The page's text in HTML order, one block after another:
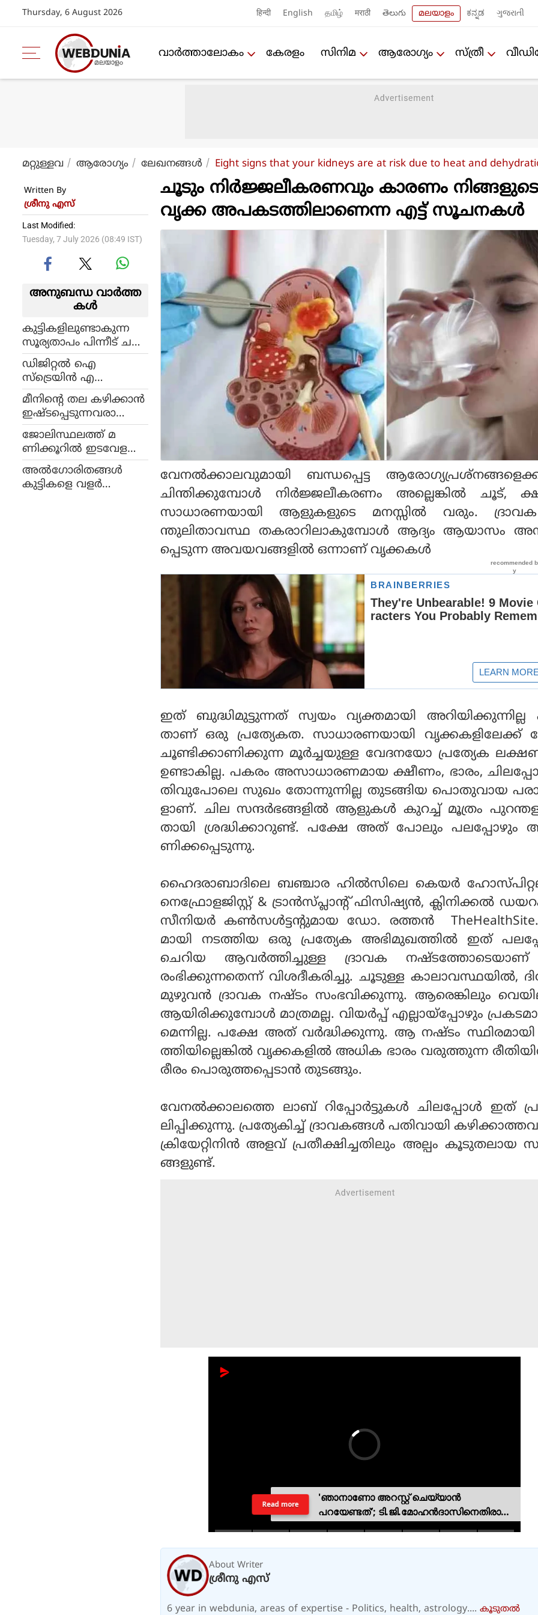
Thursday, 6 August 2026 हिन्दी English தமிழ் मराठी తెలుగు മലയാളം ಕನ್ನಡ ગુજરાતી
വാര്‍ത്താലോകം കേരളം സിനിമ ആരോഗ്യം സ്ത്രീ
മറ്റുള്ളവ ആരോഗ്യം ലേഖനങ്ങള്‍ Eight signs that your kidneys are at risk due to heat and
Written By
ശ്രീനു എസ്
Last Modified:
Tuesday, 7 July 2026 (08:49 IST)
അനുബന്ധ വാര്‍ത്ത
കള്‍
കുട്ടികളിലുണ്ടാകുന്ന
സൂര്യതാപം പിന്നീട് ച
ര്‍മ്മ കാന്‍സറിന് കാര
ണമാകും; ഇക്കാര്യങ്ങള്‍
അറിയണം
ഡിജിറ്റല്‍ ഐ
സ്‌ട്രെയിന്‍ എ
ന്താണെന്നറിയാമോ, ല
ക്ഷണങ്ങള്‍ ഇവ
യൊക്കെ
മീനിന്റെ തല കഴിക്കാന്‍
ഇഷ്ടപ്പെടുന്നവരാണോ,
ആരോഗ്യഗുണങ്ങള്‍
നിരവധി
ജോലിസ്ഥലത്ത് മ
ണിക്കൂറില്‍ ഇടവേള
യില്ലാതെ ഇരിക്കുക
യാണെങ്കില്‍ കാന്‍സര്‍
സാധ്യത കൂടും!പുതിയ
അൽഗോരിതങ്ങൾ
കുട്ടികളെ വളർ
ചൂടും നിര്‍ജ്ജലീകരണവും കാരണം നിങ്ങളുടെ
വൃക്ക അപകടത്തിലാണെന്ന എട്ട് സൂചനകള്‍
വേനല്‍ക്കാലവുമായി ബന്ധപ്പെട്ട
ചിന്തിക്കുമ്പോള്‍ നിര്‍ജ്ജലീകരണം അല്ലെങ്കില്‍ ചൂട്,
സാധാരണയായി ആളുകളുടെ മനസ്സില്‍ വരും.
ന്തുലിതാവസ്ഥ തകരാറിലാകുമ്പോള്‍ ആദ്യം ആയാസം
പ്പെടുന്ന അവയവങ്ങളില്‍ ഒന്നാണ് വൃക്കകള്‍
ഇത് ബുദ്ധിമുട്ടുന്നത് സ്വയം വ്യക്തമായി അറിയിക്കുന്നില്ല
താണ് ഒരു പ്രത്യേകത. സാധാരണയായി വൃക്കകളിലേക്ക്
ചൂണ്ടിക്കാണിക്കുന്ന മൂര്‍ച്ചയുള്ള വേദനയോ പ്രത്യേക
ഉണ്ടാകില്ല. പകരം അസാധാരണമായ ക്ഷീണം, ഭാരം,
തിവുപോലെ സുഖം തോന്നുന്നില്ല തുടങ്ങിയ പൊതുവായ
ളാണ്. ചില സന്ദര്‍ഭങ്ങളില്‍ ആളുകള്‍ കുറച്ച് മൂത്രം
തായി ശ്രദ്ധിക്കാറുണ്ട്. പക്ഷേ അത് പോലും പലപ്പോഴും
ണിക്കപ്പെടുന്നു.
ഹൈദരാബാദിലെ ബഞ്ചാര ഹില്‍സിലെ കെയര്‍
നെഫ്രോളജിസ്റ്റ് & ട്രാന്‍സ്പ്ലാന്റ് ഫിസിഷ്യന്‍, ക്ലിനിക്കല്‍
സീനിയര്‍ കണ്‍സള്‍ട്ടന്റുമായ ഡോ. രത്തന്‍
മായി നടത്തിയ ഒരു പ്രത്യേക അഭിമുഖത്തില്‍ ഇത്
ചെറിയ ആവര്‍ത്തിച്ചുള്ള ദ്രാവക
രംഭിക്കുന്നതെന്ന് വിശദീകരിച്ചു. ചൂടുള്ള കാലാവസ്ഥയില്‍,
മുഴുവന്‍ ദ്രാവക നഷ്ടം സംഭവിക്കുന്നു. ആരെങ്കിലും
ആയിരിക്കുമ്പോള്‍ മാത്രമല്ല. വിയര്‍പ്പ് എല്ലായ്‌പ്പോഴും
മെന്നില്ല. പക്ഷേ അത് വര്‍ദ്ധിക്കുന്നു. ആ നഷ്ടം സ്ഥിരമായി
ത്തിയില്ലെങ്കില്‍ വൃക്കകളില്‍ അധിക ഭാരം വരുത്തുന്ന
രീരം പൊരുത്തപ്പെടാന്‍ തുടങ്ങും.
വേനല്‍ക്കാലത്തെ ലാബ് റിപ്പോര്‍ട്ടുകള്‍ ചിലപ്പോള്‍ ഇത്
ലിപ്പിക്കുന്നു. പ്രത്യേകിച്ച് ദ്രാവകങ്ങള്‍ പതിവായി
ക്രിയേറ്റിനിന്‍ അളവ് പ്രതീക്ഷിച്ചതിലും അല്പം കൂടുതലായ
ങ്ങളുണ്ട്.
'ഞാനാണോ അറസ്റ്റ് ചെയ്യാൻ
പറയേണ്ടത്'; ടി.ജി.മോഹൻദാസിനെതിരായ
നടപടിയിൽ ആഭ്യന്തര മന്ത്രി
Read more
About Writer
ശ്രീനു എസ്
6 year in webdunia, areas of expertise - Politics, health, astrology.... കൂടുതല്‍